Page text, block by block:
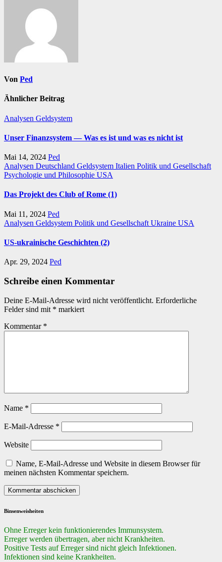
Von Ped
Ähnlicher Beitrag
Analysen Geldsystem
Unser Finanzsystem — Was es ist und was es nicht ist
Mai 14, 2024 Ped
Analysen Deutschland Geldsystem Italien Politik und Gesellschaft
Psychologie und Philosophie USA
Das Projekt des Club of Rome (1)
Mai 11, 2024 Ped
Analysen Geldsystem Politik und Gesellschaft Ukraine USA
US-ukrainische Geschichten (2)
Apr. 29, 2024 Ped
Schreibe einen Kommentar
Deine E-Mail-Adresse wird nicht veröffentlicht. Erforderliche
Felder sind mit * markiert
Kommentar *
Name *
E-Mail-Adresse *
Website
Name, E-Mail-Adresse und Website in diesem Browser für
meinen nächsten Kommentar speichern.
Binsenweisheiten
Ohne Erreger kein funktionierendes Immunsystem.
Erreger werden übertragen, aber nicht Krankheiten.
Positive Tests auf Erreger sind nicht gleich Infektionen.
Infektionen sind keine Krankheiten.